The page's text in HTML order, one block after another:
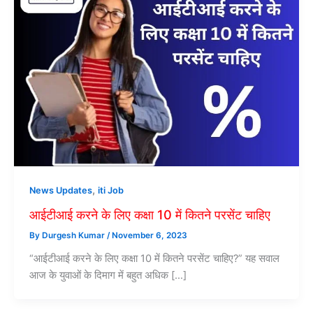
News Updates, iti Job
आईटीआई करने के लिए कक्षा 10 में कितने परसेंट चाहिए
By Durgesh Kumar /November 6, 2023
“आईटीआई करने के लिए कक्षा 10 में कितने परसेंट चाहिए?” यह सवाल
आज के युवाओं के दिमाग में बहुत अधिक […]